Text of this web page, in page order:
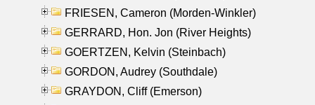
FRIESEN, Cameron (Morden-Winkler)
GERRARD, Hon. Jon (River Heights)
GOERTZEN, Kelvin (Steinbach)
GORDON, Audrey (Southdale)
GRAYDON, Cliff (Emerson)